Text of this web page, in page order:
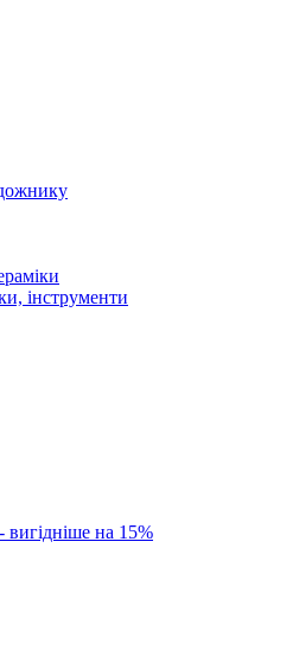
інструменти
вигідніше на 15%